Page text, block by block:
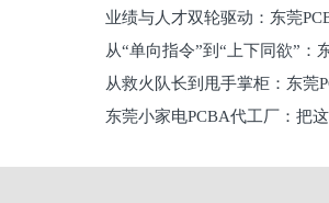
理死穴必须堵住
业绩与人才双轮驱动：东莞
从“单向指令”到“上下同欲”：
关键从救火队长到甩手掌柜：东莞
东莞小家电PCBA代工厂：把